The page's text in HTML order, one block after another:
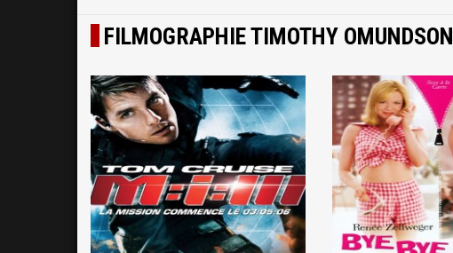
FILMOGRAPHIE TIMOTHY OMUNDSON